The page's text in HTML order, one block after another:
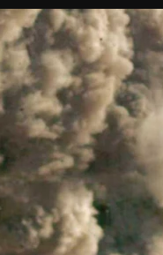
Открыть приложение